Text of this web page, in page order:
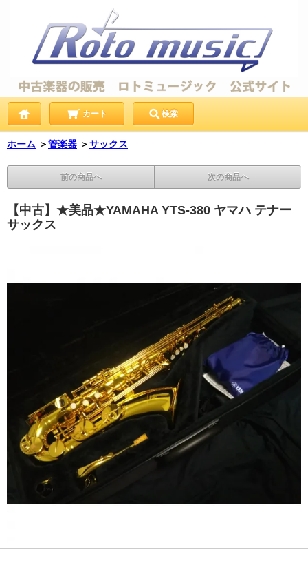
カート 検索
ホーム ＞管楽器 ＞サックス
前の商品へ 次の商品へ
【中古】★美品★YAMAHA YTS-380 ヤマハ テナー
サックス